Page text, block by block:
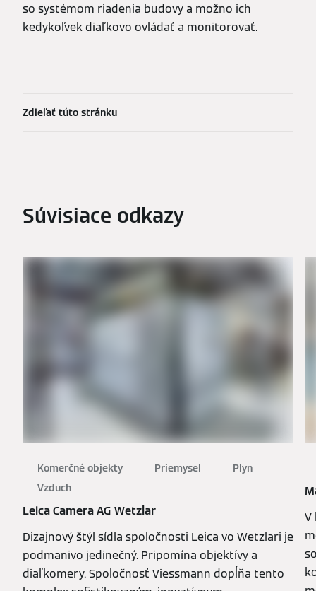
so systémom riadenia budovy a možno ich
kedykoľvek diaľkovo ovládať a monitorovať.
Zdieľať túto stránku
Súvisiace odkazy
Komerčné objekty Priemysel
Plyn
Vzduch
Leica Camera AG Wetzlar
Dizajnový štýl sídla spoločnosti Leica vo Wetzlari je
podmanivo jedinečný. Pripomína objektívy a
diaľkomery. Spoločnosť Viessmann dopĺňa tento
V